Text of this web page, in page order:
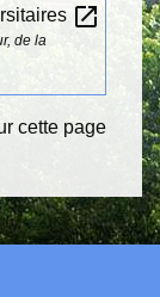
open_in_new
de la
cette page